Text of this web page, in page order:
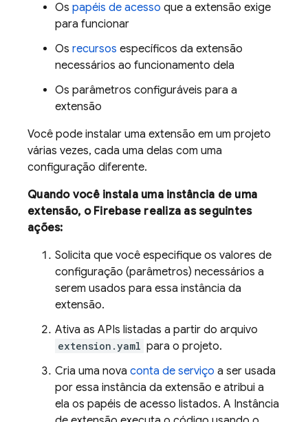
Os papéis de acesso que a extensão exige
para funcionar
Os recursos específicos da extensão
necessários ao funcionamento dela
Os parâmetros configuráveis para a
extensão
Você pode instalar uma extensão em um projeto
várias vezes, cada uma delas com uma
configuração diferente.
Quando você instala uma instância de uma
extensão, o Firebase realiza as seguintes
ações:
Solicita que você especifique os valores de
configuração (parâmetros) necessários a
serem usados para essa instância da
extensão.
Ativa as APIs listadas a partir do arquivo
extension.yaml para o projeto.
Cria uma nova conta de serviço a ser usada
por essa instância da extensão e atribui a
ela os papéis de acesso listados. A Instância